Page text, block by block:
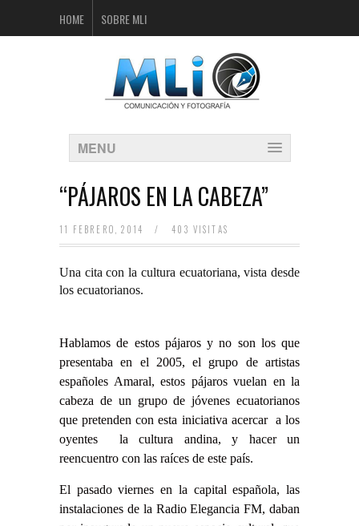
HOME SOBRE MLI
MENU
“PÁJAROS EN LA CABEZA”
11 FEBRERO, 2014 / 403 VISITAS
Una cita con la cultura ecuatoriana, vista desde
los ecuatorianos.
Hablamos de estos pájaros y no son los que
presentaba en el 2005, el grupo de artistas
españoles Amaral, estos pájaros vuelan en la
cabeza de un grupo de jóvenes ecuatorianos
que pretenden con esta iniciativa acercar a los
oyentes la cultura andina, y hacer un
reencuentro con las raíces de este país.
El pasado viernes en la capital española, las
instalaciones de la Radio Elegancia FM, daban